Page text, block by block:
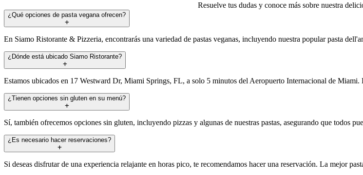
Resuelve tus dudas y conoce más sobre nuestra
¿Qué opciones de pasta vegana ofrecen?
En Siamo Ristorante & Pizzeria, encontrarás una variedad de pastas veganas, incluyendo nuestra popular pasta
¿Dónde está ubicado Siamo Ristorante?
Estamos ubicados en 17 Westward Dr, Miami Springs, FL, a solo 5 minutos del Aeropuerto Internacional de Miami.
¿Tienen opciones sin gluten en su menú?
Sí, también ofrecemos opciones sin gluten, incluyendo pizzas y algunas de nuestras pastas, asegurando que todos
¿Es necesario hacer reservaciones?
Si deseas disfrutar de una experiencia relajante en horas pico, te recomendamos hacer una reservación. La mejor